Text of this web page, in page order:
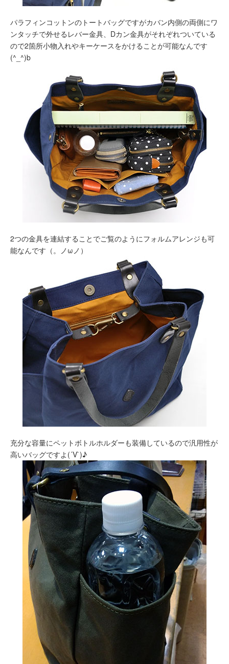
パラフィンコットンのトートバッグですがカバン内側の両側にワ
ンタッチで外せるレバー金具、Dカン金具がそれぞれついている
ので2箇所小物入れやキーケースをかけることが可能なんです
(^_^)b
2つの金具を連結することでご覧のようにフォルムアレンジも可
能なんです（。ノωノ）
充分な容量にペットボトルホルダーも装備しているので汎用性が
高いバッグですよ(´V`)♪